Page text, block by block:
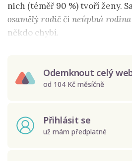
nich (téměř 90 %) tvoří ženy.
osamělý rodiččineúplná rodina
někdo chybí.
Odemknout celý
od 104 Kč měsíčně
Přihlásit se
už mám předplatné